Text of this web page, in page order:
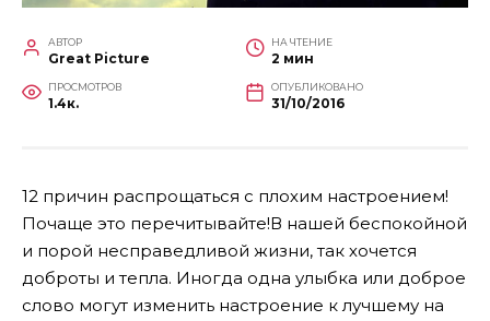
АВТОР
Great Picture
НА ЧТЕНИЕ
2 мин
ПРОСМОТРОВ
1.4к.
ОПУБЛИКОВАНО
31/10/2016
12 причин распрощаться с плохим настроением!
Почаще это перечитывайте!В нашей беспокойной
и порой несправедливой жизни, так хочется
доброты и тепла. Иногда одна улыбка или доброе
слово могут изменить настроение к лучшему на